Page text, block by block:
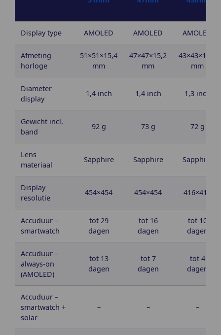
Display type AMOLED AMOLED AMOLED
Afmeting
horloge
51×51×15,4
mm
47×47×15,2
mm
43×43×13,8
mm
Diameter
display
1,4 inch 1,4 inch 1,3 inch
Gewicht incl.
band
92 g 73 g 72 g
Lens
materiaal
Sapphire Sapphire Sapphire
Display
resolutie
454×454 454×454 416×416
Accuduur –
smartwatch
tot 29
dagen
tot 16
dagen
tot 10
dagen
Accuduur –
always-on
(AMOLED)
tot 13
dagen
tot 7
dagen
tot 4
dagen
Accuduur –
smartwatch +
solar
– – –